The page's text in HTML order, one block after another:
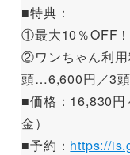
■特典：
①最大10％OFF
②ワンちゃん利
頭…6,600円／3
■価格：16,830円
金）
■予約： https://